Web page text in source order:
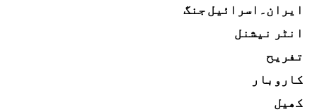
ایران۔اسرائیل جنگ
انٹر نیشنل
تفریح
کاروبار
کھیل